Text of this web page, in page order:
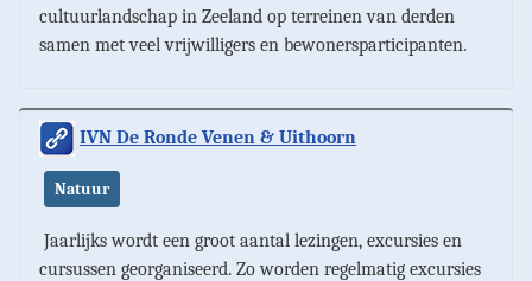
cultuurlandschap in Zeeland op terreinen van derden
samen met veel vrijwilligers en bewonersparticipanten.
IVN De Ronde Venen & Uithoorn
Natuur
Jaarlijks wordt een groot aantal lezingen, excursies en
cursussen georganiseerd. Zo worden regelmatig excursies